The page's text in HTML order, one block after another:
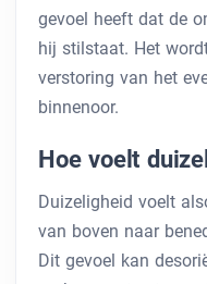
gevoel heeft dat de
hij stilstaat. Het
verstoring van het
binnenoor.
Hoe voelt
Duizeligheid voelt
van boven naar
Dit gevoel kan